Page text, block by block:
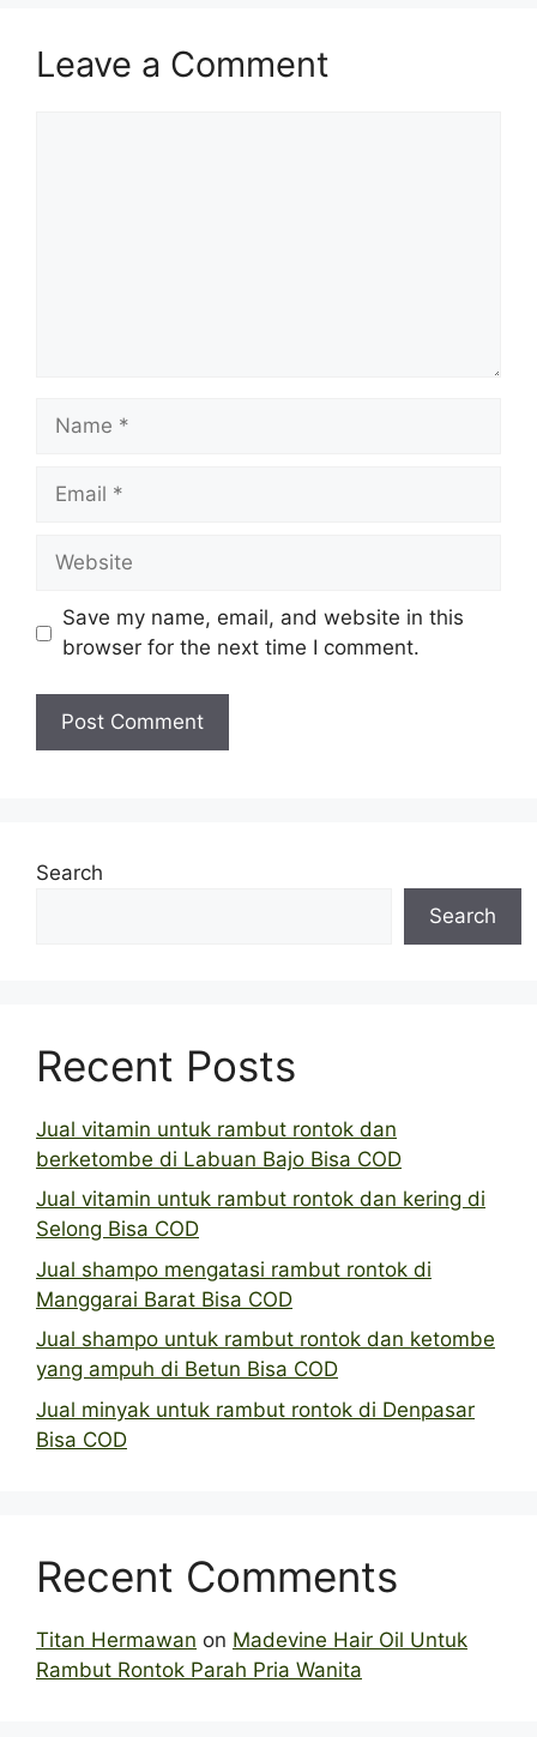
Leave a Comment
Name
Email
Website
Save my name, email, and website in this
browser for the next time I comment.
Search
Search
Recent Posts
Jual vitamin untuk rambut rontok dan
berketombe di Labuan Bajo Bisa COD
Jual vitamin untuk rambut rontok dan kering di
Selong Bisa COD
Jual shampo mengatasi rambut rontok di
Manggarai Barat Bisa COD
Jual shampo untuk rambut rontok dan ketombe
yang ampuh di Betun Bisa COD
Jual minyak untuk rambut rontok di Denpasar
Bisa COD
Recent Comments
Titan Hermawan on Madevine Hair Oil Untuk
Rambut Rontok Parah Pria Wanita